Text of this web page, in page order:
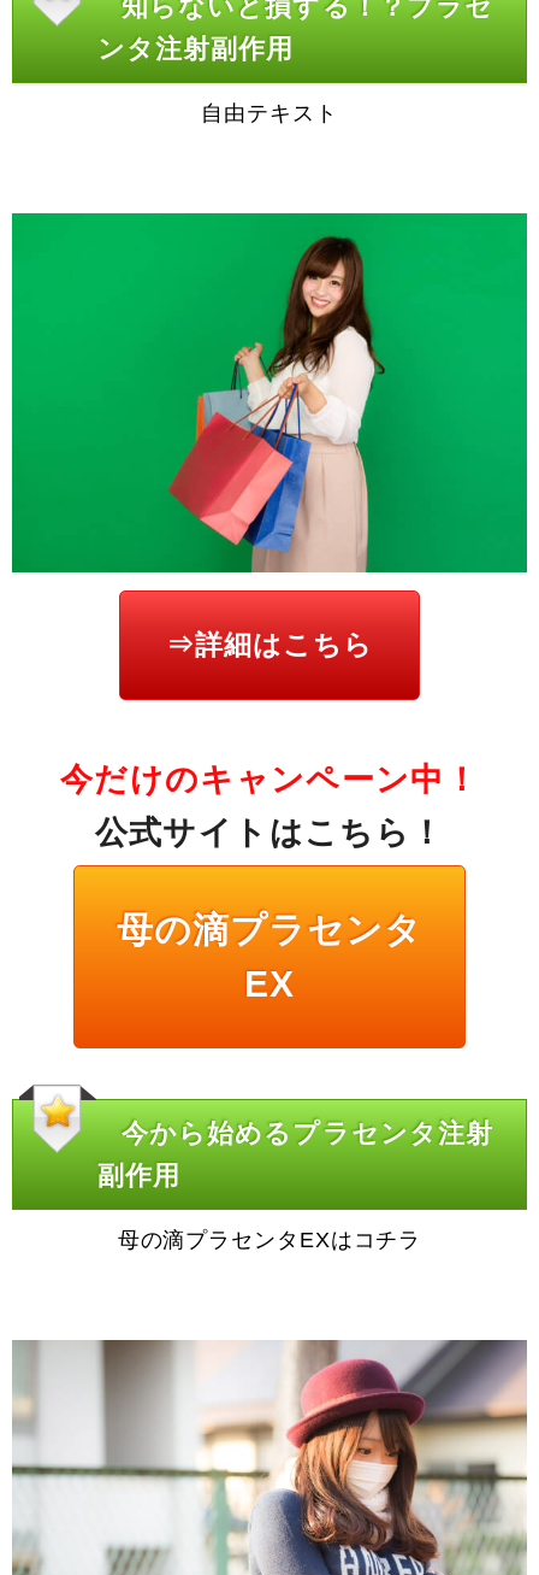
知らないと損する！？プラセ
ンタ注射副作用
自由テキスト
⇒詳細はこちら
今だけのキャンペーン中！
公式サイトはこちら！
母の滴プラセンタ
EX
今から始めるプラセンタ注射
副作用
母の滴プラセンタEXはコチラ